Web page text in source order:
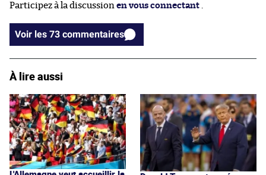
Participez à la discussion en vous connectant
Voir les 73 commentaires
À lire aussi